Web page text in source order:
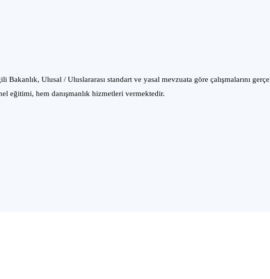
Ulusal / Uluslararası standart ve yasal mevzuata göre çalışmalarını
eğitimi, hem danışmanlık hizmetleri vermektedir.